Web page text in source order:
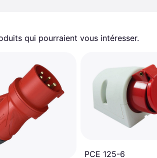
qui pourraient vous intéresser.
PCE 125-6